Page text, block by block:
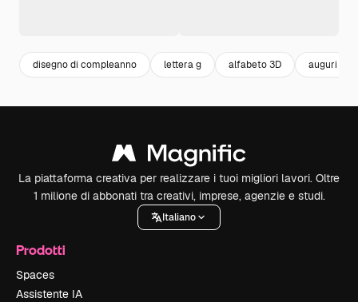
disegno di compleanno lettera g alfabeto 3D auguri di
La piattaforma creativa per realizzare i tuoi migliori lavori. Oltre
1 milione di abbonati tra creativi, imprese, agenzie e studi.
Italiano
Prodotti
Spaces
Assistente IA